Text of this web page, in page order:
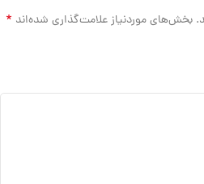
بخش‌های موردنیاز علامت‌گذاری شده‌اند *